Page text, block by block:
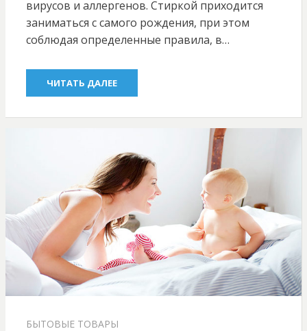
вирусов и аллергенов. Стиркой приходится
заниматься с самого рождения, при этом
соблюдая определенные правила, в…
ЧИТАТЬ ДАЛЕЕ
БЫТОВЫЕ ТОВАРЫ